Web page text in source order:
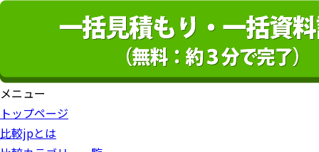
メニュー
トップページ
比較jpとは